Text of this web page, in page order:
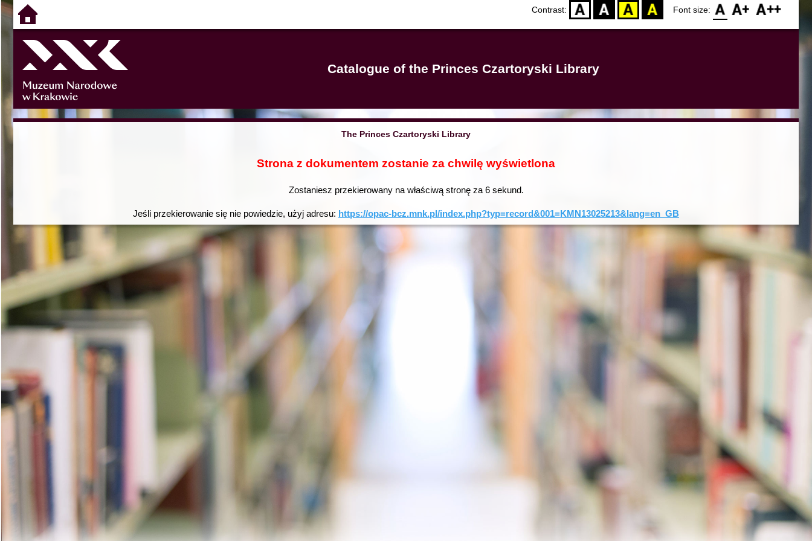
Contrast: D BW YB BY Font size: F0 F1 F2
Catalogue of the Princes Czartoryski Library
The Princes Czartoryski Library
Strona z dokumentem zostanie za chwilę wyświetlona
Zostaniesz przekierowany na właściwą stronę za 6sekund.
Jeśli przekierowanie się nie powiedzie, użyj adresu: https://opac-bcz.mnk.pl/index.php?typ=record&001=KMN13025213&lang=en_GB